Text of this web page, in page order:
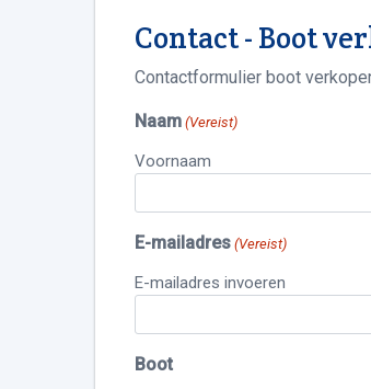
Contact - Boot
Contactformulier boot
Naam (Vereist)
Voornaam
E-mailadres (Vereist)
E-mailadres invoeren
Boot